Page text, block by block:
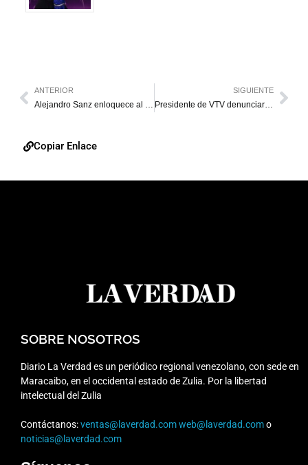
ANTERIOR
Alejandro Sanz enloquece al público de la Quinta Vergara
SIGUIENTE
Presidente de VTV denunciará a Chataing en Conatel por insultos
Copiar Enlace
SOBRE NOSOTROS
Diario La Verdad es un periódico regional venezolano, con sede en
Maracaibo, en el occidental estado de Zulia. Por la libertad
intelectual del Zulia
Contáctanos:ventas@laverdad.comweb@laverdad.como
noticias@laverdad.com